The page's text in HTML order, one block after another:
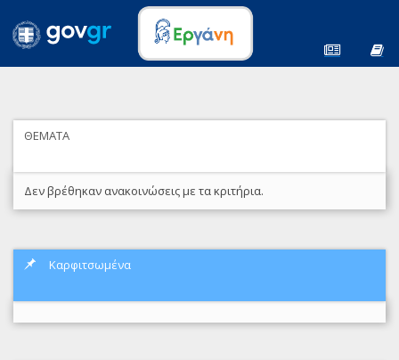
ΘΕΜΑΤΑ
Δεν βρέθηκαν ανακοινώσεις με τα κριτήρια.
Καρφιτσωμένα